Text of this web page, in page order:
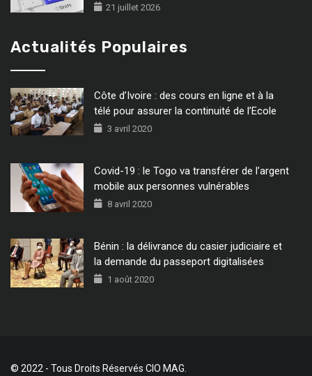
21 juillet 2026
Actualités Populaires
Côte d’Ivoire : des cours en ligne et à la
télé pour assurer la continuité de l’Ecole
3 avril 2020
Covid-19 : le Togo va transférer de l’argent
mobile aux personnes vulnérables
8 avril 2020
Bénin : la délivrance du casier judiciaire et
la demande du passeport digitalisées
1 août 2020
© 2022 - Tous Droits Réservés CIO MAG.